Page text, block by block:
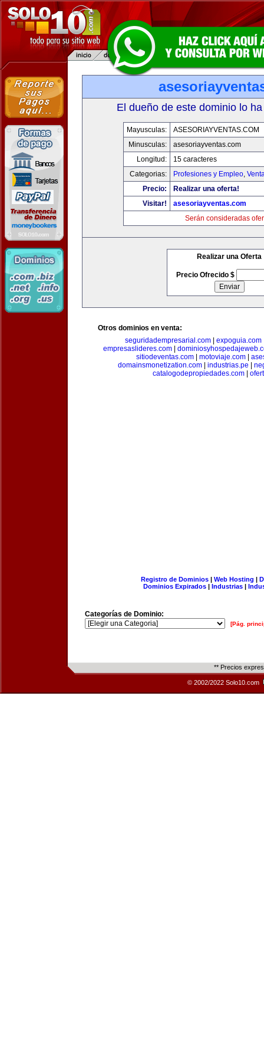
El dueño de este dominio lo
Mayusculas:
ASESORIAYVENTAS.COM
Minusculas:
asesoriayventas.com
Longitud:
15 caracteres
Categorias:
Profesiones y Empleo,
Precio:
Realizar una oferta!
Visitar!
asesoriayventas.com
Serán consideradas
Realizar una Oferta
Precio Ofrecido $
Otros dominios en venta:
seguridadempresarial.com
expoguia.com
empresaslideres.com|
sitiodeventas.com
motoviaje.com
domainsmonetization.com| industrias.pe
catalogodepropiedades.com
Registro de Dominios| Web Hosting |
Dominios Expirados | Industrias |
Categorías de Dominio:
[Pág.
** Precios
© 2002/2022 Solo10.com